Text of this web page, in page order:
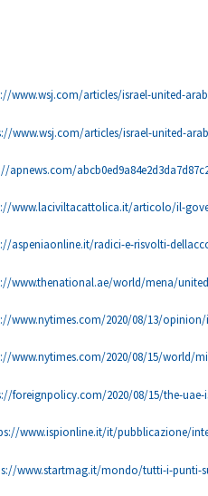
www.wsj.com/articles/israel-united-
www.wsj.com/articles/israel-united-
apnews.com/
www.laciviltacattolica.it/articolo/il-
aspeniaonline.it/radici-e-risvolti-
www.thenational.ae/world/mena/
www.nytimes.com/2020/08/13/
www.nytimes.com/2020/08/15/world/
foreignpolicy.com/2020/08/15/the-
www.ispionline.it/it/pubblicazione/
www.startmag.it/mondo/tutti-i-punti-